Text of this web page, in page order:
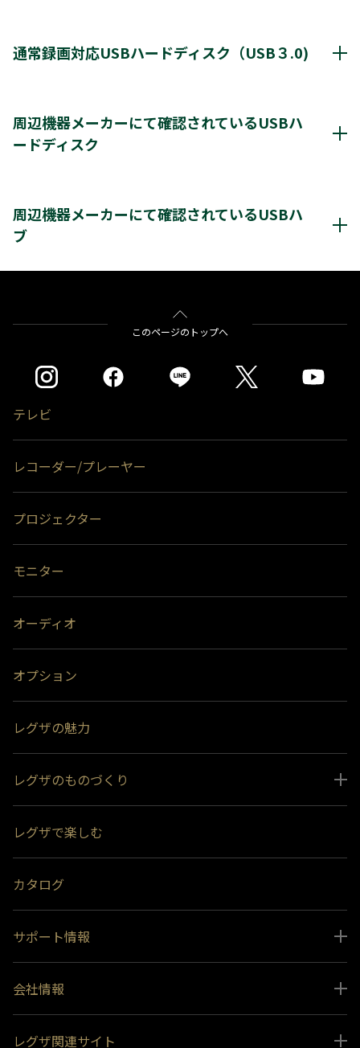
クリックすると別ウインドウが開きます。
通常録画対応USBハードディスク（USB３.0)
登録台数*1
THD-300V3 THD-400V3
＊1) USBハードディスクを使用する際は登録が必要です。新たに登録すると
ハードディスクに保存されている内容はすべて消去されます。
要です。
背面には取り付けできません。
周辺機器メーカーにて確認されているUSBハ
ードディスク
クリックすると別ウインドウが開きます。
周辺機器メーカーにて確認されているUSBハ
ブ
をクリックすると別ウインドウが開きます。
このページのトップへ
テレビ
レコーダー/プレーヤー
プロジェクター
モニター
オーディオ
オプション
レグザの魅力
レグザのものづくり
受賞履歴
おすすめ番組
レグザで楽しむ
カタログ
サポート情報
インフォメーション 一覧
よくあるご質問 (FAQ）
会社情報
レグザ関連サイト